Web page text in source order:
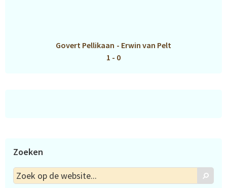
Govert Pellikaan - Erwin van Pelt
1 - 0
Zoeken
Zoek
op
Zoek